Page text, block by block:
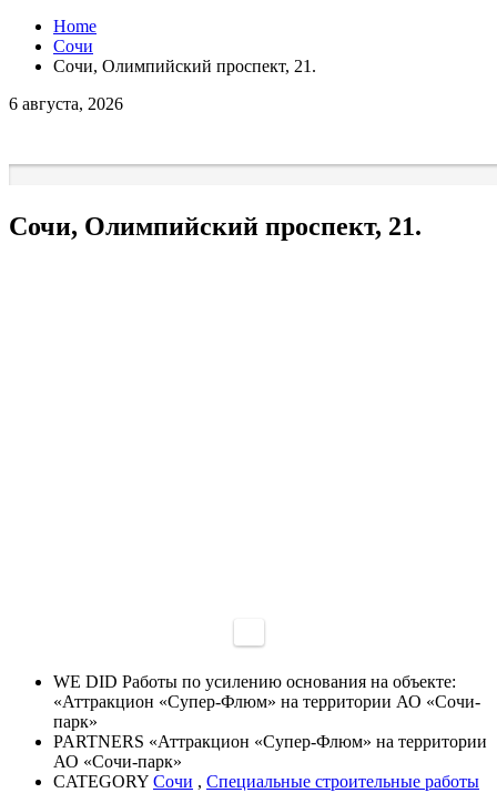
Home
Сочи
Сочи, Олимпийский проспект, 21.
6 августа, 2026
Сочи, Олимпийский проспект, 21.
WE DID Работы по усилению основания на объекте:
«Аттракцион «Супер-Флюм» на территории АО «Сочи-
парк»
PARTNERS «Аттракцион «Супер-Флюм» на территории
АО «Сочи-парк»
CATEGORY Сочи , Специальные строительные работы